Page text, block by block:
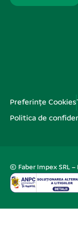
Preferințe Cookies
Politica de
© Faber Impex SRL –